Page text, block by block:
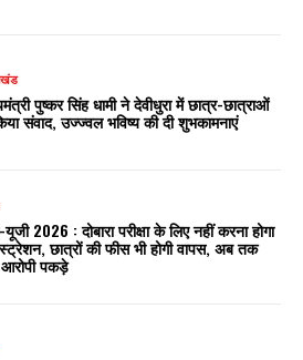
पुष्कर सिंह धामी ने देवीधुरा में छात्र-छात्राओं
संवाद, उज्ज्वल भविष्य की दी शुभकामनाएं
2026 : दोबारा परीक्षा के लिए नहीं करना होगा
छात्रों की फीस भी होगी वापस, अब तक
पकड़े